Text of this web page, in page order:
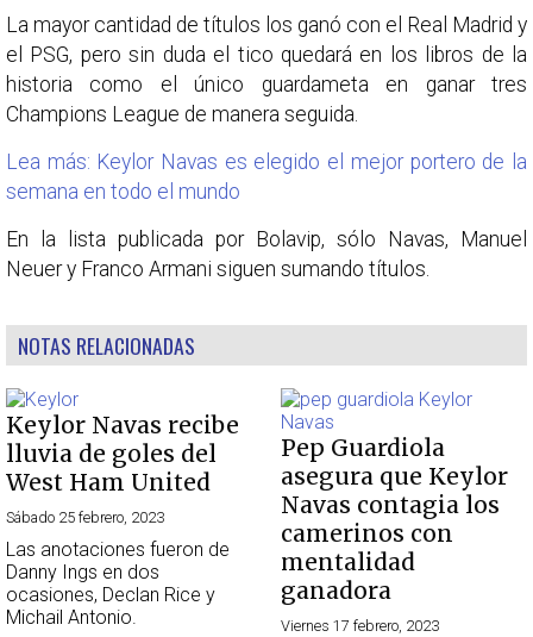
La mayor cantidad de títulos los ganó con el Real Madrid y
el PSG, pero sin duda el tico quedará en los libros de la
historia como el único guardameta en ganar tres
Champions League de manera seguida.
Lea más: Keylor Navas es elegido el mejor portero de la
semana en todo el mundo
En la lista publicada por Bolavip, sólo Navas, Manuel
Neuer y Franco Armani siguen sumando títulos.
NOTAS RELACIONADAS
Keylor Navas recibe
lluvia de goles del
West Ham United
Sábado 25 febrero, 2023
Las anotaciones fueron de
Danny Ings en dos
ocasiones, Declan Rice y
Michail Antonio.
Pep Guardiola
asegura que Keylor
Navas contagia los
camerinos con
mentalidad
ganadora
Viernes 17 febrero, 2023